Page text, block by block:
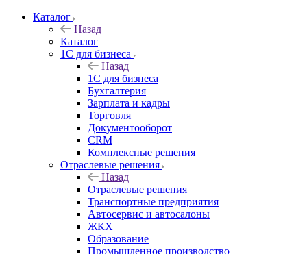
Каталог
Назад
Каталог
1С для бизнеса
Назад
1С для бизнеса
Бухгалтерия
Зарплата и кадры
Торговля
Документооборот
CRM
Комплексные решения
Отраслевые решения
Назад
Отраслевые решения
Транспортные предприятия
Автосервис и автосалоны
ЖКХ
Образование
Промышленное производство